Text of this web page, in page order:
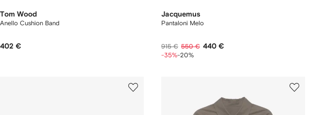
Tom Wood
Anello Cushion Band
402 €
Jacquemus
Pantaloni Melo
915 € 550 € 440 €
-35%-20%